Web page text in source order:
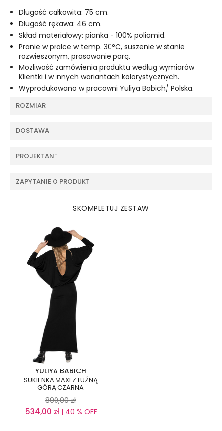
Długość całkowita: 75 cm.
Długość rękawa: 46 cm.
Skład materiałowy: pianka - 100% poliamid.
Pranie w pralce w temp. 30°C, suszenie w stanie
rozwieszonym, prasowanie parą.
Możliwość zamówienia produktu według wymiarów
Klientki i w innych wariantach kolorystycznych.
Wyprodukowano w pracowni Yuliya Babich/ Polska.
ROZMIAR
DOSTAWA
PROJEKTANT
ZAPYTANIE O PRODUKT
SKOMPLETUJ ZESTAW
YULIYA BABICH
SUKIENKA MAXI Z LUŹNĄ
GÓRĄ CZARNA
890,00 zł
534,00 zł | 40 % OFF